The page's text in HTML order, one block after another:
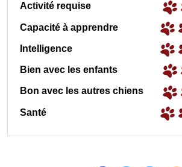
Activité requise
Capacité à apprendre
Intelligence
Bien avec les enfants
Bon avec les autres chiens
Santé